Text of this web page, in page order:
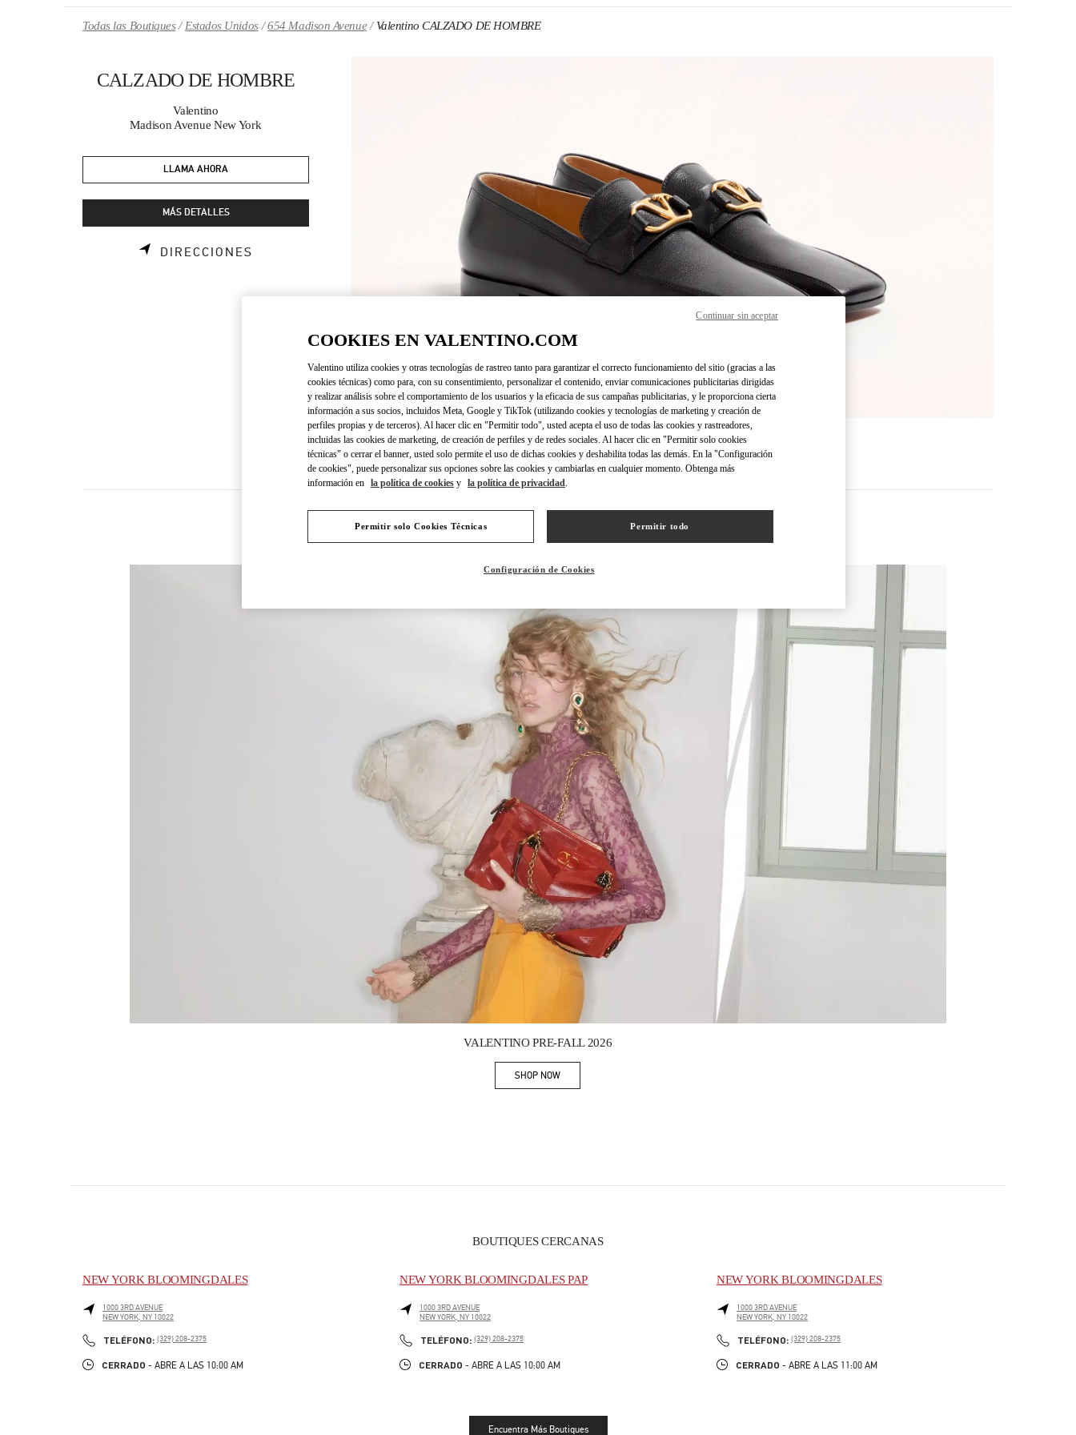
Todas las Boutiques Estados Unidos 654 Madison Avenue Valentino CALZADO DE HOMBRE
CALZADO DE HOMBRE
Valentino
Madison Avenue New York
LLAMA AHORA
MÁS DETALLES
DIRECCIONES
DESCUBRE MÁS
Link Opens in New Tab
VALENTINO PRE-FALL 2026
SHOP NOWLink Opens in New Tab
BOUTIQUES CERCANAS
NEW YORK BLOOMINGDALES
1000 3RD AVENUE
NEW YORK, NY 10022
TELÉFONO: PHONE
(329) 208-2375
CERRADO - ABRE A LAS 10:00 AM
NEW YORK BLOOMINGDALES PAP
1000 3RD AVENUE
NEW YORK, NY 10022
TELÉFONO: PHONE
(329) 208-2375
CERRADO - ABRE A LAS 10:00 AM
NEW YORK BLOOMINGDALES
1000 3RD AVENUE
NEW YORK, NY 10022
TELÉFONO: PHONE
(329) 208-2375
CERRADO - ABRE A LAS 11:00 AM
Encuentra Más Boutiques
COOKIES EN VALENTINO.COM
Valentino utiliza cookies y otras tecnologías de rastreo tanto para garantizar el correcto funcionamiento del sitio (gracias a las
cookies técnicas) como para, con su consentimiento, personalizar el contenido, enviar comunicaciones publicitarias dirigidas
y realizar análisis sobre el comportamiento de los usuarios y la eficacia de sus campañas publicitarias, y le proporciona cierta
información a sus socios, incluidos Meta, Google y TikTok (utilizando cookies y tecnologías de marketing y creación de
perfiles propias y de terceros). Al hacer clic en "Permitir todo", usted acepta el uso de todas las cookies y rastreadores,
incluidas las cookies de marketing, de creación de perfiles y de redes sociales. Al hacer clic en "Permitir solo cookies
técnicas" o cerrar el banner, usted solo permite el uso de dichas cookies y deshabilita todas las demás. En la "Configuración
de cookies", puede personalizar sus opciones sobre las cookies y cambiarlas en cualquier momento. Obtenga más
información en la política de cookies y la política de privacidad.
Permitir solo Cookies Técnicas Permitir todo
Configuración de Cookies
Continuar sin aceptar